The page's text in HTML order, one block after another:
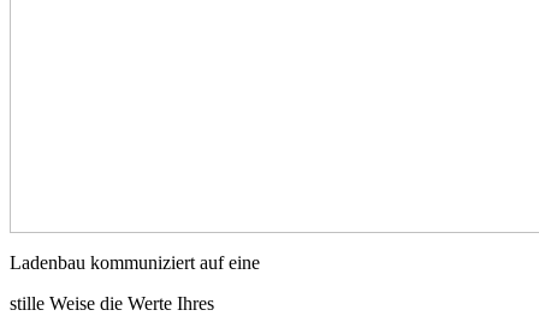
Ladenbau kommuniziert auf eine
stille Weise die Werte Ihres